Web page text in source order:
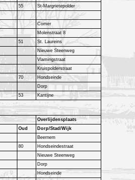
55
St-Margrietepolder
Comer
Molenstraat 8
51
St. Laureins
Nieuwe Steenweg
Vlamingstraat
Kruispolderstraat
70
Hondseinde
Dorp
53 Kantijne
Overlijdensplaats
Oud
Dorp/Stad/Wijk
Beernem
80
Hondseindestraat
Nieuwe Steenweg
Dorp
Hondseinde